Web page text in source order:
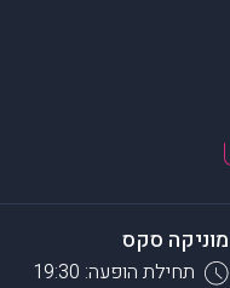
מוניקה סקס
תחילת הופעה: 19:30